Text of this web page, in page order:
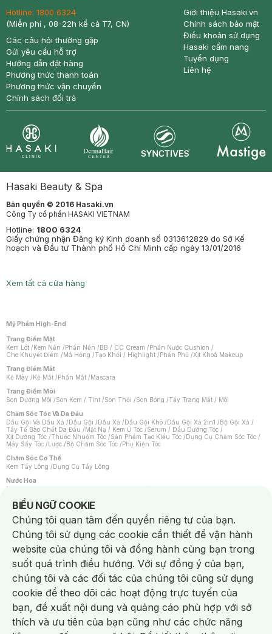
Hotline: 1800 6324
(Miễn phí , 08-22h kể cả T7, CN)
Các câu hỏi thường gặp
Gửi yêu cầu hỗ trợ
Hướng dẫn đặt hàng
Phương thức thanh toán
Phương thức vận chuyển
Chính sách đổi trả
Giới thiệu Hasaki.vn
Chính sách bảo mật
Điều khoản sử dụng
Hasaki cẩm nang
Tuyển dụng
Liên hệ
Hasaki Beauty & Spa
Bản quyền © 2016 Hasaki.vn
Công Ty cổ phần HASAKI VIETNAM
Hotline: 1800 6324
Giấy chứng nhận Đăng ký Kinh doanh số 0313612829 do Sở Kế
hoạch và Đầu tư Thành phố Hồ Chí Minh cấp ngày 13/01/2016
Xem tất cả cửa hàng
Mỹ Phẩm High-End
Trang Điểm Mặt
Kem Lót /Kem Nền /Phấn Nền /BB / CC Cream /Phấn Nước Cushion /
Che Khuyết Điểm /Má Hồng /Tạo Khối / Highlight /Phấn Phủ /Xịt Khoá Makeup
Trang Điểm Mắt
Kẻ Mày /Kẻ Mắt /Phấn Mắt /Mascara
Trang Điểm Môi
Son Dưỡng Môi /Son Kem / Tint /Son Thỏi /Son Bóng /Tẩy Trang Mắt / Môi
Chăm Sóc Tóc Và Da Đầu
Dầu Gội Và Dầu Xả /Dầu Gội /Dầu Xả /Dầu Gội Khô /Dầu Gội Xả 2in1 /Bộ Gội Xả /
Tẩy Tế Bào Chết Da Đầu /Mặt Nạ / Kem Ủ Tóc /Serum / Dầu Dưỡng Tóc /
Xịt Dưỡng Tóc /Thuốc Nhuộm Tóc /Sản Phẩm Tạo Kiểu Tóc /Dụng Cụ Chăm Sóc Tóc /
Máy Sấy Tóc /Lược /Bộ Chăm Sóc Tóc /Phụ Kiện Tóc
Chăm Sóc Cơ Thể
Kem Tẩy Lông /Dụng Cụ Tẩy Lông
Nước Hoa
Nước Hoa Nữ
Chăm Sóc Cá Nhân
Chống Muỗi /Khẩu Trang /Máy Massage/Mặt Nạ Xông Hơi /Nước Rửa Tay/
Sản Phẩm Chăm Sóc Khác /Bàn Chải Đánh Răng /Bàn Chải Điện/
Hỗ Trợ Trắng Răng/Kem Đánh Răng /Máy Tăm Nước/ Nước Súc Miệng/
Tăm / Chỉ Nha Khoa/ Xịt Thơm Miệng / Dung Dịch Vệ Sinh/Dưỡng Vùng Kín/
Khăn Ướt Vệ Sinh Vùng Kín/Băng Vệ Sinh/Tampon/Bọt Cạo Râu /Dao Cạo Râu/
Máy Cạo Râu
Vấn Đề Về Da
Da Dầu / Lỗ Chân Lông To/ Da Khô / Mất Nước/ Da Lão Hóa/ Da Mụn/
Da Nhạy Cảm / Kích Ứng
Da Xỉn Màu Thâm / Nám / Tàn Nhang
Quầng Thâm & Bọng Mắt /Sẹo /Viêm Da Cơ Địa
Dụng Cụ / Phụ Kiện Chăm Sóc Da
Bông Tẩy Trang
Khăn Lau Mặt Khô Dụng Cụ / Máy Rửa Mặt Máy Chăm Sóc Da
Dụng Cụ Chăm Sóc Khác
BIỂU NGỮ COOKIE
Notice about cookies usage
Chúng tôi quan tâm đến quyền riêng tư của bạn.
Chúng tôi sử dụng các cookie cần thiết để vận hành
website của chúng tôi và đồng hành cùng bạn trong
suốt quá trình điều hướng. Với sự đồng ý của bạn,
chúng tôi và các đối tác của chúng tôi cũng sử dụng
cookie để theo dõi các hoạt động trực tuyến của
bạn, đề xuất nội dung và quảng cáo phù hợp với sở
thích và ưu tiên của bạn cũng như các chức năng